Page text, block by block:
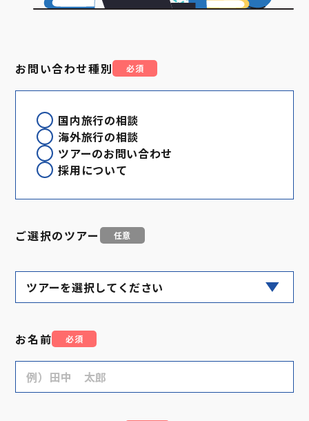
お問い合わせ種別 必須
国内旅行の相談
海外旅行の相談
ツアーのお問い合わせ
採用について
ご選択のツアー 任意
お名前 必須